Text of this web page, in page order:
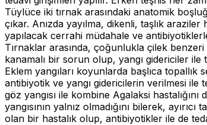
Tüylüce iki tırnak arasındaki anatomik
çıkar. Anızda yayılma, dikenli, taşlık
yapılacak cerrahi müdahale ve
Tırnaklar arasında, çoğunlukla çilek
kanamalı bir sorun olup, yangı gidericiler ile
Eklem yangıları koyunlarda başlıca
antibiyotik ve yangı gidericilerin verilmesi ile
göz yangısı ile kombine Agalaksi
yangısının yalnız olmadığını bilerek,
olan bir hastalık olup, antibiyotikler ile de